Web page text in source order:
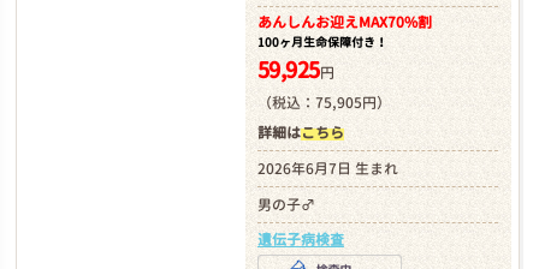
あんしんお迎えMAX70%割
100ヶ月生命保障付き！
59,925円
（税込：75,905円）
詳細はこちら
2026年6月7日 生まれ
男の子♂
遺伝子病検査